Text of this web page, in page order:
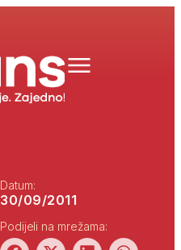
Datum:
30/09/2011
Podijeli na mrežama: